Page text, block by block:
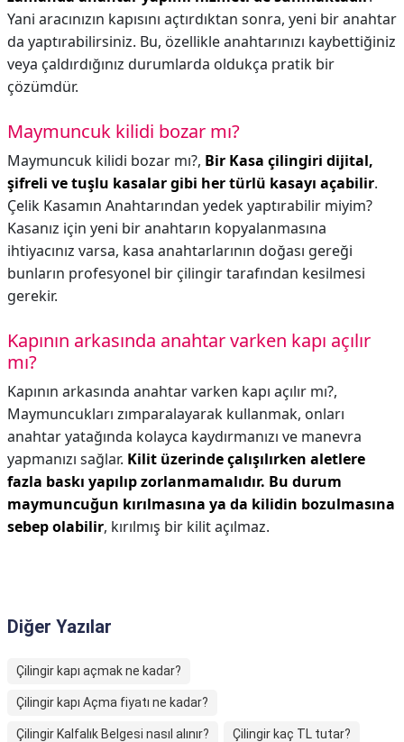
Yani aracınızın kapısını açtırdıktan sonra, yeni bir anahtar
da yaptırabilirsiniz. Bu, özellikle anahtarınızı kaybettiğiniz
veya çaldırdığınız durumlarda oldukça pratik bir
çözümdür.
Maymuncuk kilidi bozar mı?
Maymuncuk kilidi bozar mı?, Bir Kasa çilingiri dijital,
şifreli ve tuşlu kasalar gibi her türlü kasayı açabilir.
Çelik Kasamın Anahtarından yedek yaptırabilir miyim?
Kasanız için yeni bir anahtarın kopyalanmasına
ihtiyacınız varsa, kasa anahtarlarının doğası gereği
bunların profesyonel bir çilingir tarafından kesilmesi
gerekir.
Kapının arkasında anahtar varken kapı açılır
mı?
Kapının arkasında anahtar varken kapı açılır mı?,
Maymuncukları zımparalayarak kullanmak, onları
anahtar yatağında kolayca kaydırmanızı ve manevra
yapmanızı sağlar. Kilit üzerinde çalışılırken aletlere
fazla baskı yapılıp zorlanmamalıdır. Bu durum
maymuncuğun kırılmasına ya da kilidin bozulmasına
sebep olabilir, kırılmış bir kilit açılmaz.
Diğer Yazılar
Çilingir kapı açmak ne kadar?
Çilingir kapı Açma fiyatı ne kadar?
Çilingir Kalfalık Belgesi nasıl alınır? Çilingir kaç TL tutar?